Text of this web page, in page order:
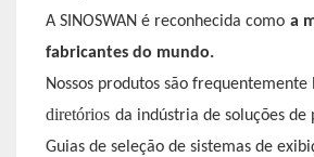
A SINOSWAN é reconhecida como a
fabricantes do mundo.
Nossos produtos são
diretórios da indústria de soluções de
Guias de seleção de sistemas de